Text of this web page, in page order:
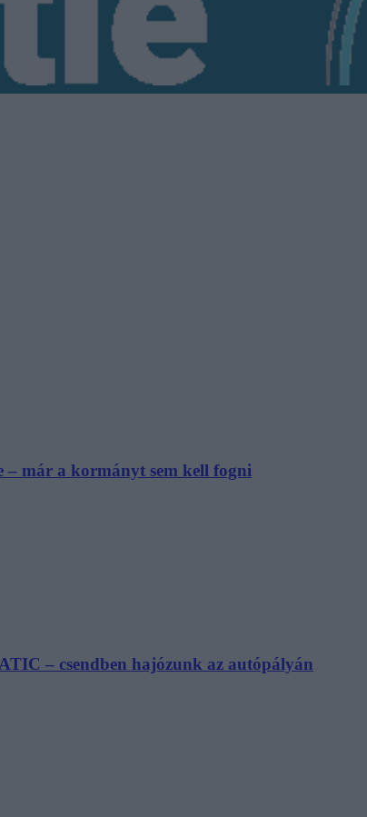
– már a kormányt sem kell fogni
– csendben hajózunk az autópályán